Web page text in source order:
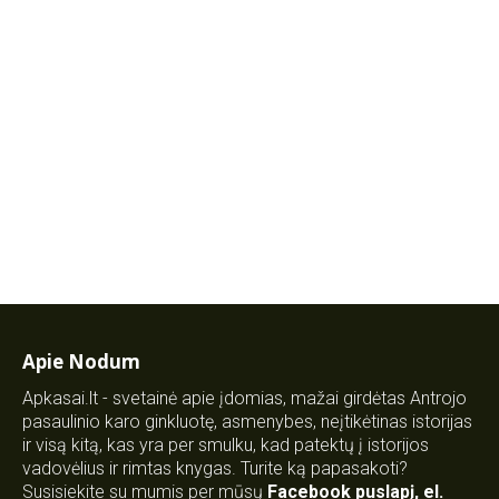
Apie Nodum
Apkasai.lt - svetainė apie įdomias, mažai girdėtas Antrojo
pasaulinio karo ginkluotę, asmenybes, neįtikėtinas istorijas
ir visą kitą, kas yra per smulku, kad patektų į istorijos
vadovėlius ir rimtas knygas. Turite ką papasakoti?
Susisiekite su mumis per mūsų Facebook puslapį, el.